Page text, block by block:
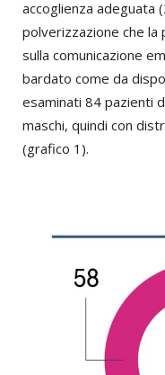
accoglienza adeguata
polverizzazione che la
sulla comunicazione
bardato come da
esaminati 84 pazienti
maschi, quindi con
(grafico 1).